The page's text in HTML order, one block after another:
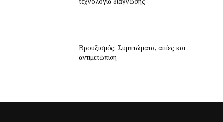
τεχνολογία διάγνωσης
Βρουξισμός: Συμπτώματα, αιτίες και
αντιμετώπιση